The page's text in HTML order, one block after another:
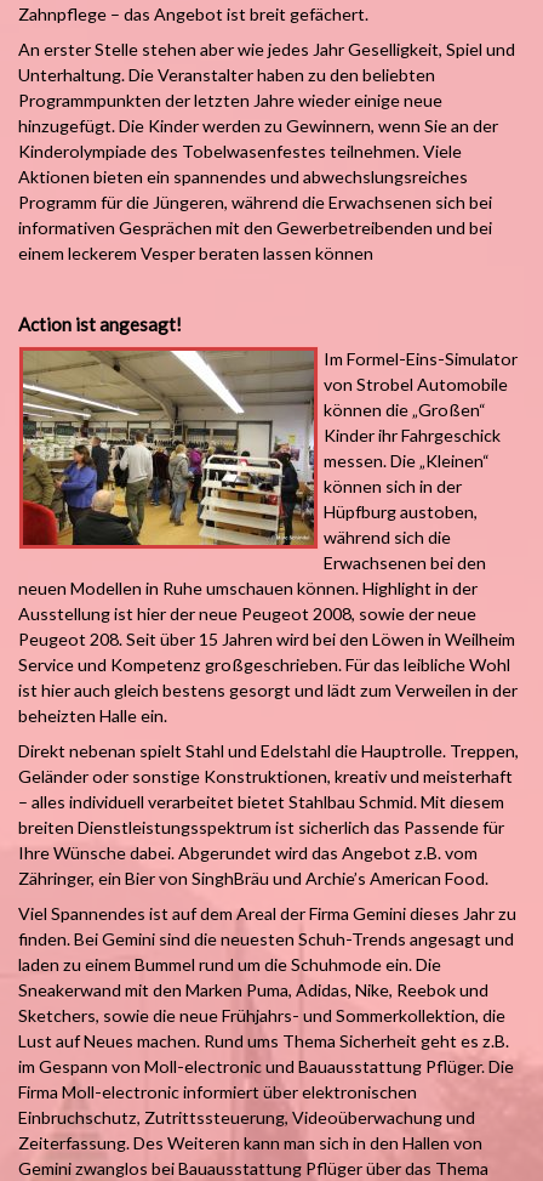
Zahnpflege – das Angebot ist breit gefächert.
An erster Stelle stehen aber wie jedes Jahr Geselligkeit, Spiel und
Unterhaltung. Die Veranstalter haben zu den beliebten
Programmpunkten der letzten Jahre wieder einige neue
hinzugefügt. Die Kinder werden zu Gewinnern, wenn Sie an der
Kinderolympiade des Tobelwasenfestes teilnehmen. Viele
Aktionen bieten ein spannendes und abwechslungsreiches
Programm für die Jüngeren, während die Erwachsenen sich bei
informativen Gesprächen mit den Gewerbetreibenden und bei
einem leckerem Vesper beraten lassen können
Action ist angesagt!
Im Formel-Eins-Simulator
von Strobel Automobile
können die „Großen“
Kinder ihr Fahrgeschick
messen. Die „Kleinen“
können sich in der
Hüpfburg austoben,
während sich die
Erwachsenen bei den
neuen Modellen in Ruhe umschauen können. Highlight in der
Ausstellung ist hier der neue Peugeot 2008, sowie der neue
Peugeot 208. Seit über 15 Jahren wird bei den Löwen in Weilheim
Service und Kompetenz großgeschrieben. Für das leibliche Wohl
ist hier auch gleich bestens gesorgt und lädt zum Verweilen in der
beheizten Halle ein.
Direkt nebenan spielt Stahl und Edelstahl die Hauptrolle. Treppen,
Geländer oder sonstige Konstruktionen, kreativ und meisterhaft
– alles individuell verarbeitet bietet Stahlbau Schmid. Mit diesem
breiten Dienstleistungsspektrum ist sicherlich das Passende für
Ihre Wünsche dabei. Abgerundet wird das Angebot z.B. vom
Zähringer, ein Bier von SinghBräu und Archie’s American Food.
Viel Spannendes ist auf dem Areal der Firma Gemini dieses Jahr zu
finden. Bei Gemini sind die neuesten Schuh-Trends angesagt und
laden zu einem Bummel rund um die Schuhmode ein. Die
Sneakerwand mit den Marken Puma, Adidas, Nike, Reebok und
Sketchers, sowie die neue Frühjahrs- und Sommerkollektion, die
Lust auf Neues machen. Rund ums Thema Sicherheit geht es z.B.
im Gespann von Moll-electronic und Bauausstattung Pflüger. Die
Firma Moll-electronic informiert über elektronischen
Einbruchschutz, Zutrittssteuerung, Videoüberwachung und
Zeiterfassung. Des Weiteren kann man sich in den Hallen von
Gemini zwanglos bei Bauausstattung Pflüger über das Thema